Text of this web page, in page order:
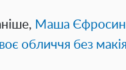
Маша
обличчя без